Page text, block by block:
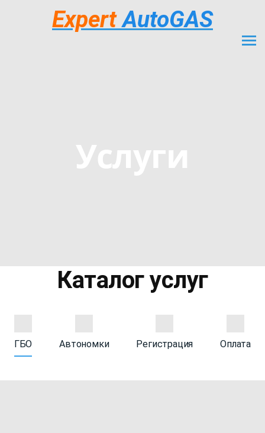
ExpertAutoGAS
Услуги
Каталог услуг
ГБО Автономки Регистрация Оплата